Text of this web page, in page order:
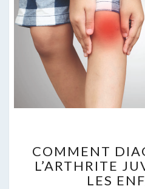
COMMENT
L’ARTHRITE
LES